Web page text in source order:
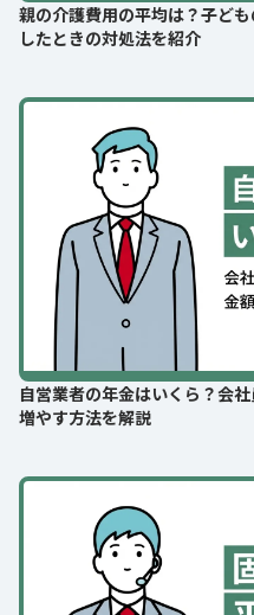
親の介護費用の平均は？子ど
したときの対処法を紹介
自営業者の年金はいくら？会
増やす方法を解説